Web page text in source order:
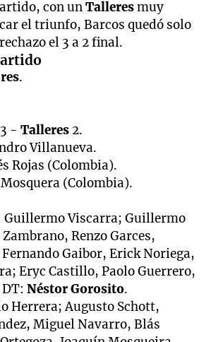
con unTalleresmuy
el triunfo, Barcos quedó solo
el 3 a 2 final.
.
3 -Talleres 2.
Villanueva.
Rojas (Colombia).
(Colombia).
Guillermo Viscarra; Guillermo
Renzo Garces,
Gaibor, Erick Noriega,
Eryc Castillo, Paolo Guerrero,
DT:Néstor Gorosito.
Herrera; Augusto Schott,
Miguel Navarro, Blás